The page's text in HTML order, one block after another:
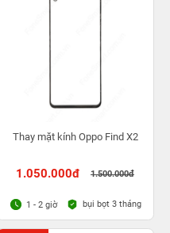
Thay mặt kính Oppo Find X2
1.050.000đ 1.500.000đ
1 - 2 giờ bụi bọt 3 tháng